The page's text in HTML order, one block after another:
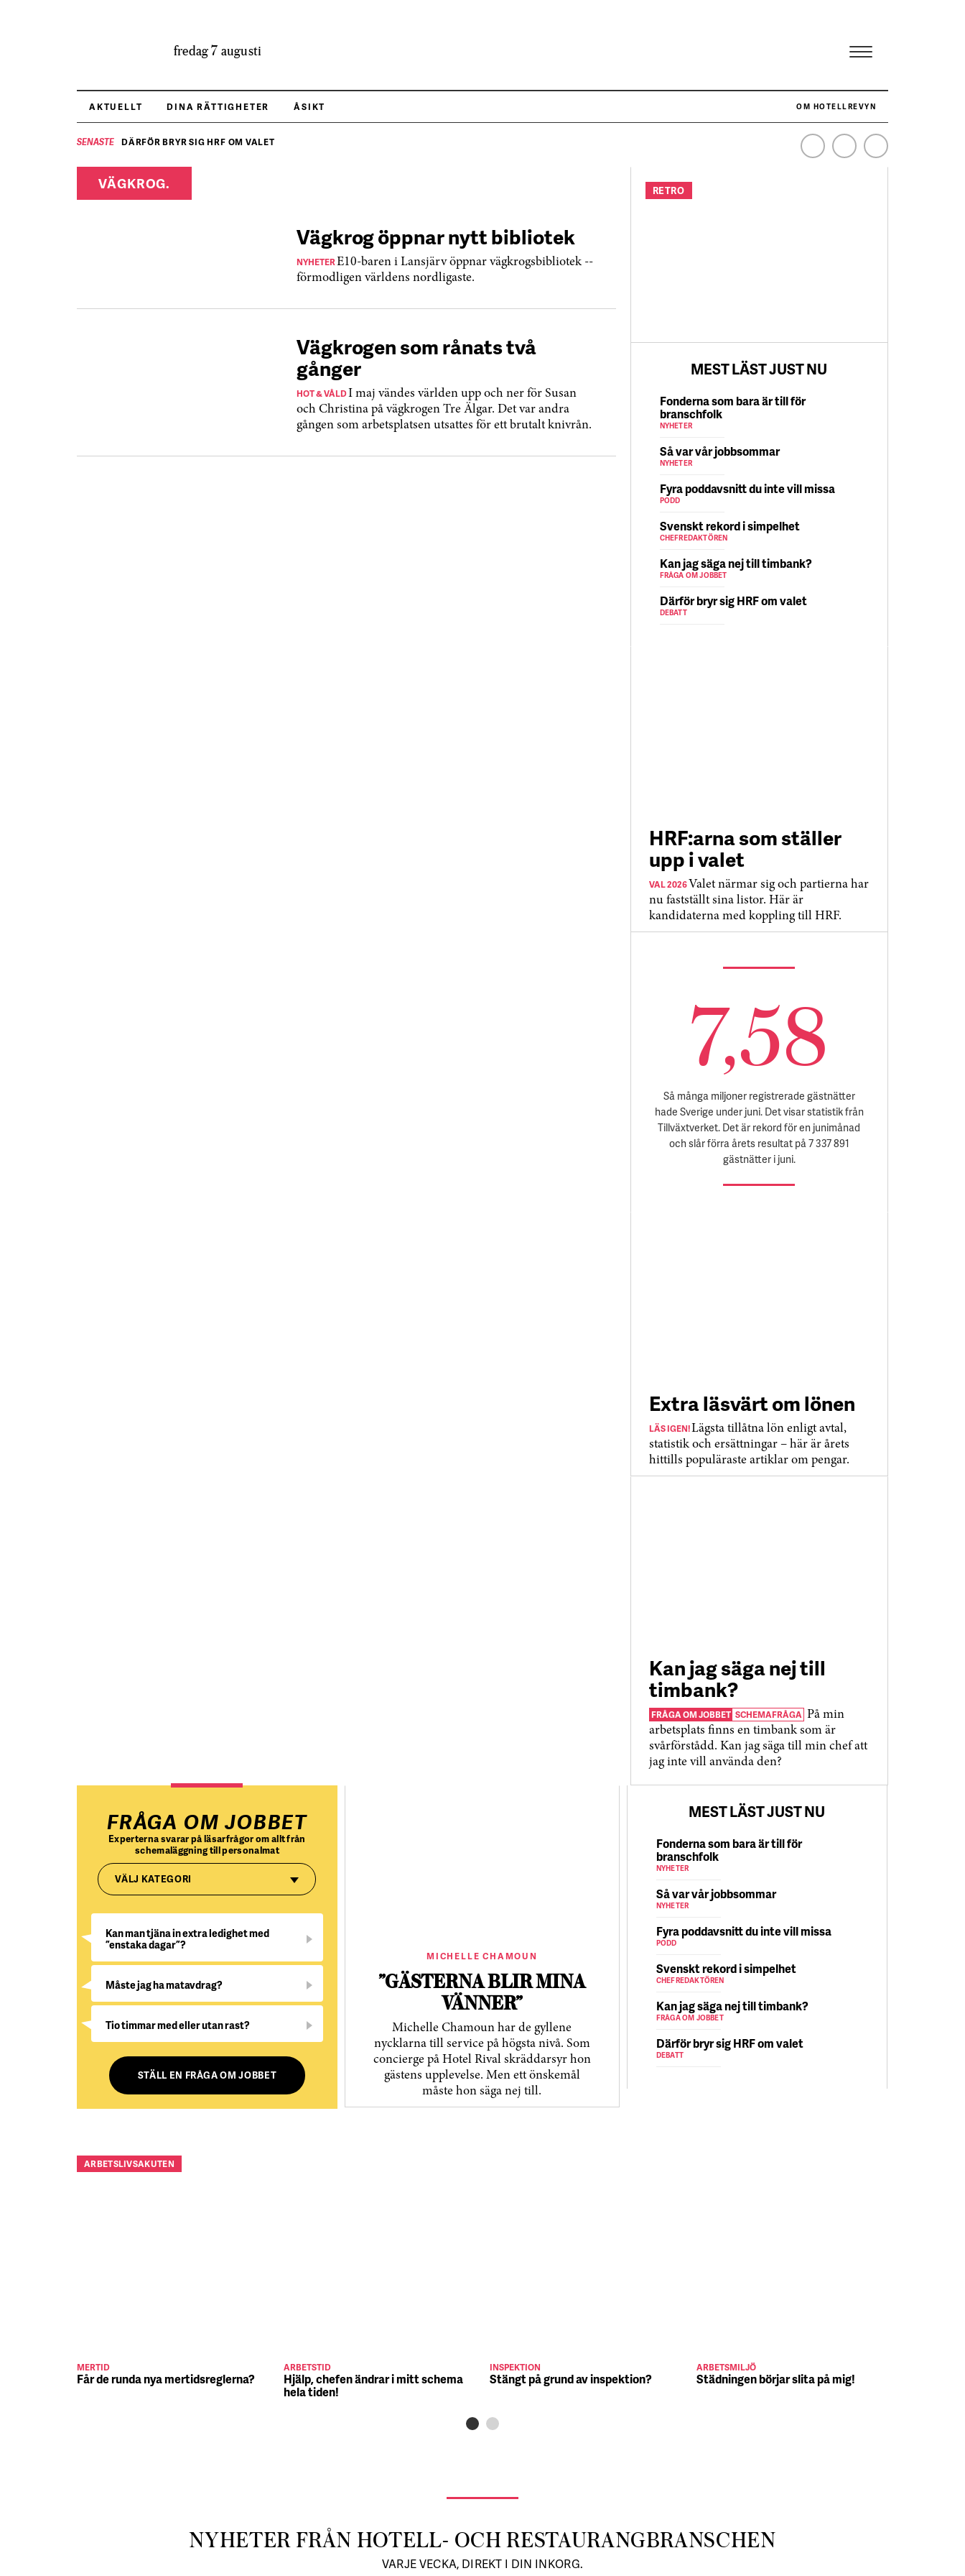
fredag 7 augusti
AKTUELLT DINA RÄTTIGHETER ÅSIKT OM HOTELLREVYN
SENASTE DÄRFÖR BRYR SIG HRF OM VALET NÄR HOTELLREVYN SLOG SVENSKT REKORD I SIMPELHET
VÄGKROG.
Vägkrog öppnar nytt bibliotek
NYHETERE10-baren i Lansjärv öppnar vägkrogsbibliotek --
förmodligen världens nordligaste.
Vägkrogen som rånats två
gånger
HOT & VÅLDI maj vändes världen upp och ner för Susan
och Christina på vägkrogen Tre Älgar. Det var andra
gången som arbetsplatsen utsattes för ett brutalt knivrån.
RETRO
MEST LÄST JUST NU
Fonderna som bara är till för
branschfolk
NYHETER
Så var vår jobbsommar
NYHETER
Fyra poddavsnitt du inte vill missa
PODD
Svenskt rekord i simpelhet
CHEFREDAKTÖREN
Kan jag säga nej till timbank?
FRÅGA OM JOBBET
Därför bryr sig HRF om valet
DEBATT
HRF:arna som ställer
upp i valet
VAL 2026Valet närmar sig och partierna har
nu fastställt sina listor. Här är
kandidaterna med koppling till HRF.
7,58
Så många miljoner registrerade gästnätter
hade Sverige under juni. Det visar statistik från
Tillväxtverket. Det är rekord för en junimånad
och slår förra årets resultat på 7 337 891
gästnätter i juni.
Extra läsvärt om lönen
LÄS IGEN!Lägsta tillåtna lön enligt avtal,
statistik och ersättningar – här är årets
hittills populäraste artiklar om pengar.
Kan jag säga nej till
timbank?
FRÅGA OM JOBBET SCHEMAFRÅGA På min
arbetsplats finns en timbank som är
svårförstådd. Kan jag säga till min chef att
jag inte vill använda den?
FRÅGA OM JOBBET
Experterna svarar på läsarfrågor om allt från
schemaläggning till personalmat
VÄLJ KATEGORI
Kan man tjäna in extra ledighet med
”enstaka dagar”?
Måste jag ha matavdrag?
Tio timmar med eller utan rast?
STÄLL EN FRÅGA OM JOBBET
MICHELLE CHAMOUN
”GÄSTERNA BLIR MINA
VÄNNER”
Michelle Chamoun har de gyllene
nycklarna till service på högsta nivå. Som
concierge på Hotel Rival skräddarsyr hon
gästens upp­levelse. Men ett önskemål
måste hon säga nej till.
MEST LÄST JUST NU
Fonderna som bara är till för
branschfolk
NYHETER
Så var vår jobbsommar
NYHETER
Fyra poddavsnitt du inte vill missa
PODD
Svenskt rekord i simpelhet
CHEFREDAKTÖREN
Kan jag säga nej till timbank?
FRÅGA OM JOBBET
Därför bryr sig HRF om valet
DEBATT
ARBETSLIVSAKUTEN
MERTID
Får de runda nya mertidsreglerna?
ARBETSTID
Hjälp, chefen ändrar i mitt schema
hela tiden!
INSPEKTION
Stängt på grund av inspektion?
ARBETSMILJÖ
Städningen börjar slita på mig!
NYHETER FRÅN HOTELL- OCH RESTAURANGBRANSCHEN
VARJE VECKA, DIREKT I DIN INKORG.